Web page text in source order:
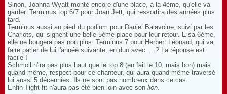
Sinon, Joanna Wyatt monte encore d'une place, à la 4ème, qu'elle va
garder. Terminus top 6/7 pour Joan Jett, qui ressortira des années plus
tard.
Terminus aussi au pied du podium pour Daniel Balavoine, suivi par les
Charlots, qui signent une belle 5ème place pour leur retour. Elsa 6ème,
elle ne bougera pas non plus. Terminus 7 pour Herbert Léonard, qui va
faire parler de lui l'année suivante, en duo avec.... ? La réponse est
facile !
Schmoll n'ira pas plus haut que le top 8 (en fait le 10, mais bon) mais
quand même, respect pour ce chanteur, qui aura quand même traversé
lui aussi 5 décennies. Ils ne sont pas nombreux dans ce cas.
Enfin Tight fit n'aura pas été bien loin avec son lion.